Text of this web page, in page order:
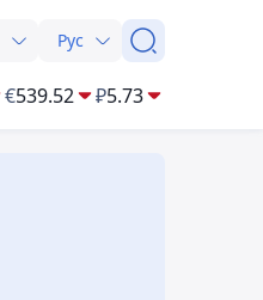
Рус
€539.52 ₽5.73